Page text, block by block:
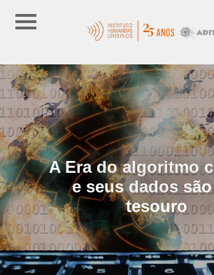
A Era do algoritmo
e seus dados
tesouro